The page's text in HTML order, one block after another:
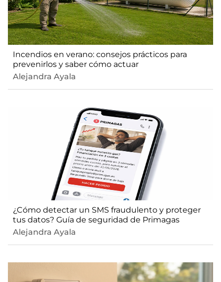
Incendios en verano: consejos prácticos para
prevenirlos y saber cómo actuar
Alejandra Ayala
¿Cómo detectar un SMS fraudulento y proteger
tus datos? Guía de seguridad de Primagas
Alejandra Ayala